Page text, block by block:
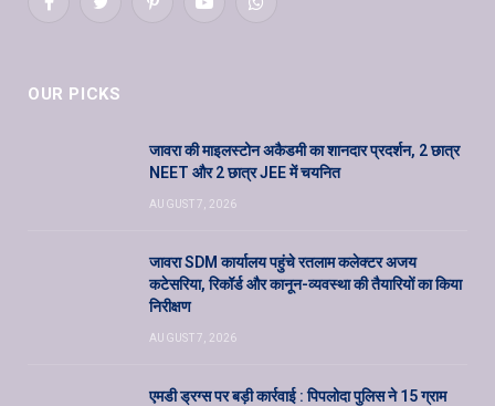
FacebookTwitterPinterestYouTubeWhatsApp
OUR PICKS
जावरा की माइलस्टोन अकैडमी का शानदार प्रदर्शन, 2 छात्र
NEET और 2 छात्र JEE में चयनित
AUGUST 7, 2026
जावरा SDM कार्यालय पहुंचे रतलाम कलेक्टर अजय
कटेसरिया, रिकॉर्ड और कानून-व्यवस्था की तैयारियों का किया
निरीक्षण
AUGUST 7, 2026
एमडी ड्रग्स पर बड़ी कार्रवाई : पिपलोदा पुलिस ने 15 ग्राम